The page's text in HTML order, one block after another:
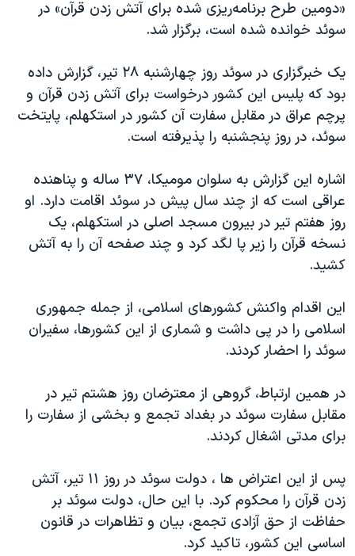
«دومین طرح برنامه‌ریزی شده برای آتش زدن قرآن» در
سوئد خوانده شده است، برگزار شد.
یک خبرگزاری در سوئد روز چهارشنبه ۲۸ تیر، گزارش داده
بود که پلیس این کشور درخواست برای آتش زدن قرآن و
پرچم عراق در مقابل سفارت آن کشور در استکهلم، پایتخت
سوئد، در روز پنجشنبه را پذیرفته است.
اشاره این گزارش به سلوان موميکا، ۳۷ ساله و پناهنده
عراقی است که از چند سال پيش در سوئد اقامت دارد. او
روز هفتم تیر در بيرون مسجد اصلی در استکهلم، يک
نسخه قرآن را زير پا لگد کرد و چند صفحه آن را به آتش
کشيد.
این اقدام واکنش کشورهای اسلامی، از جمله جمهوری
اسلامی را در پی داشت و شماری از این کشورها، سفیران
سوئد را احضار کردند.
در همین ارتباط، گروهی از معترضان روز هشتم تیر در
مقابل سفارت سوئد در بغداد تجمع و بخشی از سفارت را
برای مدتی اشغال کردند.
پس از این اعتراض ها ، دولت سوئد در روز ۱۱ تیر، آتش
زدن قرآن را محکوم کرد. با این حال، دولت سوئد بر
حفاظت از حق آزادی تجمع، بیان و تظاهرات در قانون
اساسی این کشور، تاکید کرد.